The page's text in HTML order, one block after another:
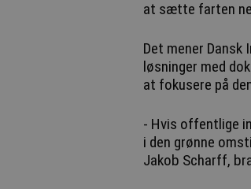
at sætte farten
Det mener
løsninger med
at fokusere på
- Hvis offentlige
i den grønne
Jakob Scharff,